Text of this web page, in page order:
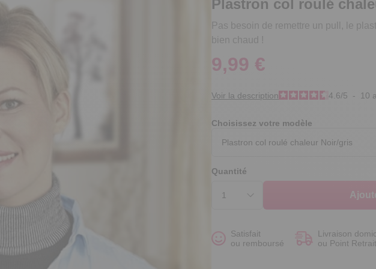
Plastron col roulé
Pas besoin de remettre un pull, le
bien chaud !
9,99 €
Voir la description 4.6/5 - 10
Choisissez votre modèle
Quantité
Satisfait
ou remboursé
Livraison
ou Point Retrait